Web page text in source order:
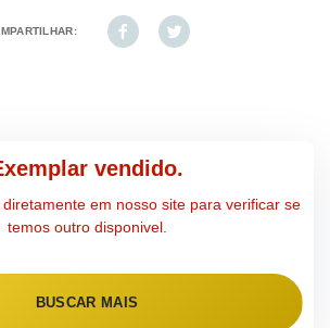
vendido.
em nosso site para verificar se
temos outro disponivel.
BUSCAR MAIS